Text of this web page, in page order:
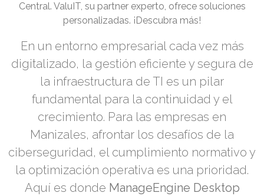
Central. ValuIT, su partner experto, ofrece soluciones
personalizadas. ¡Descubra más!
En un entorno empresarial cada vez más
digitalizado, la gestión eficiente y segura de
la infraestructura de TI es un pilar
fundamental para la continuidad y el
crecimiento. Para las empresas en
Manizales, afrontar los desafíos de la
ciberseguridad, el cumplimiento normativo y
la optimización operativa es una prioridad.
Aquí es donde ManageEngine Desktop